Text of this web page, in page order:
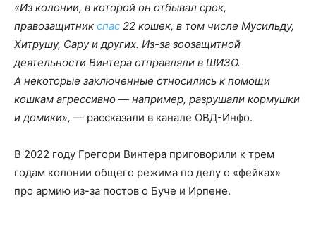
«Из колонии, в которой он отбывал срок,
правозащитник спас 22 кошек, в том числе Мусильду,
Хитрушу, Сару и других. Из-за зоозащитной
деятельности Винтера отправляли в ШИЗО.
А некоторые заключенные относились к помощи
кошкам агрессивно — например, разрушали кормушки
и домики», — рассказали в канале ОВД-Инфо.
В 2022 году Грегори Винтера приговорили к трем
годам колонии общего режима по делу о «фейках»
про армию из-за постов о Буче и Ирпене.